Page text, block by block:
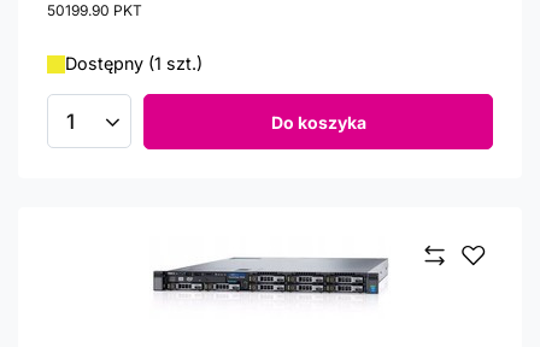
50199.90 PKT
Dostępny (1 szt.)
Ilość produktów Do koszyka